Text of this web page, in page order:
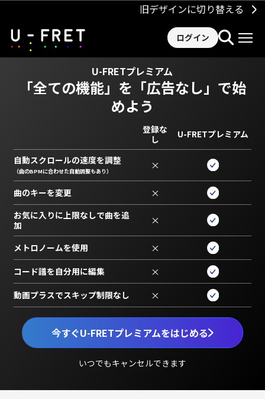
旧デザインに切り替える
ログイン
U-FRETプレミアム
「全ての機能」を 「広告なし」で始
めよう
今すぐU-FRETプレミアムをはじめる
いつでもキャンセルできます
登録な
し
U-FRETプレミアム
自動スクロールの速度を調整
（曲のBPMに合わせた自動調整もあり） ×
曲のキーを変更 ×
お気に入りに上限なしで曲を追
加
×
メトロノームを使用 ×
コード譜を自分用に編集 ×
動画プラスでスキップ制限なし ×